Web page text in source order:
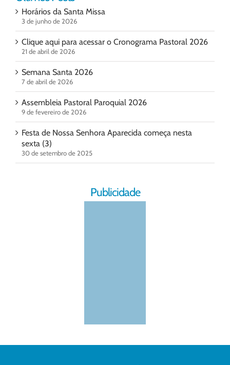
Horários da Santa Missa
3 de junho de 2026
Clique aqui para acessar o Cronograma Pastoral 2026
21 de abril de 2026
Semana Santa 2026
7 de abril de 2026
Assembleia Pastoral Paroquial 2026
9 de fevereiro de 2026
Festa de Nossa Senhora Aparecida começa nesta
sexta (3)
30 de setembro de 2025
Publicidade